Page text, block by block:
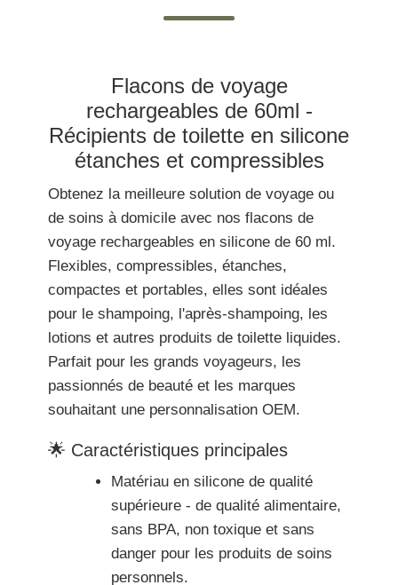
Flacons de voyage
rechargeables de 60ml -
Récipients de toilette en silicone
étanches et compressibles
Obtenez la meilleure solution de voyage ou
de soins à domicile avec nos flacons de
voyage rechargeables en silicone de 60 ml.
Flexibles, compressibles, étanches,
compactes et portables, elles sont idéales
pour le shampoing, l'après-shampoing, les
lotions et autres produits de toilette liquides.
Parfait pour les grands voyageurs, les
passionnés de beauté et les marques
souhaitant une personnalisation OEM.
🌟 Caractéristiques principales
Matériau en silicone de qualité
supérieure - de qualité alimentaire,
sans BPA, non toxique et sans
danger pour les produits de soins
personnels.